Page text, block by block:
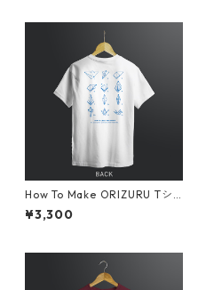
How To Make ORIZURU Tシ
ャツ ホワイト
¥3,300